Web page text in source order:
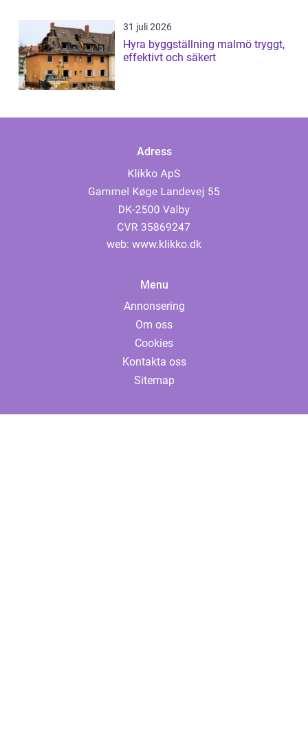
31 juli 2026
Hyra byggställning malmö tryggt,
effektivt och säkert
Adress
web: www.klikko.dk
Menu
Annonsering
Om oss
Cookies
Kontakta oss
Sitemap